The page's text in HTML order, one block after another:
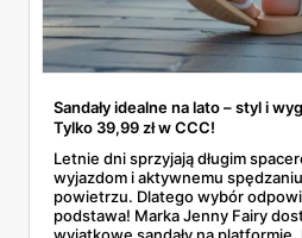
Sandały idealne na lato – styl i
Tylko 39,99 zł w CCC!
Letnie dni sprzyjają długim
wyjazdom i aktywnemu
powietrzu. Dlatego wybór
podstawa! Marka Jenny Fairy